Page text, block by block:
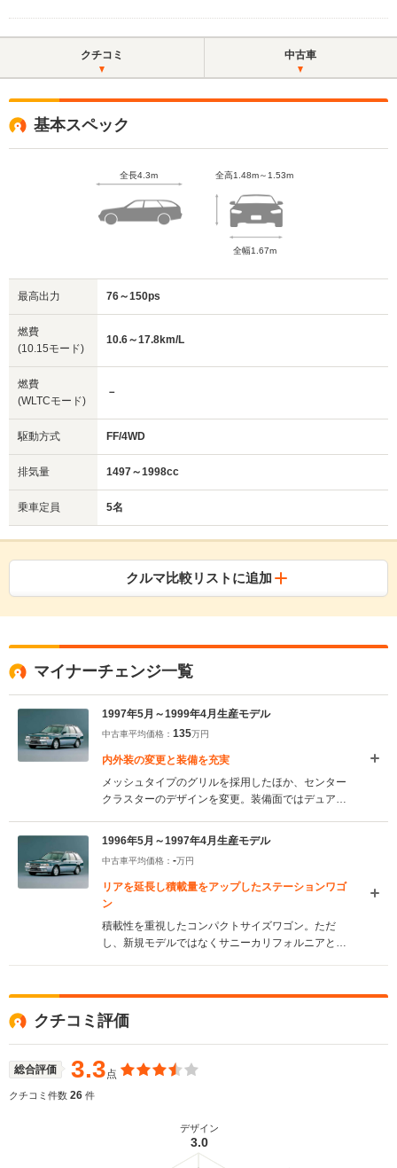
クチコミ 中古車
基本スペック
全長4.3m 全高1.48m～1.53m
全幅1.67m
最高出力 76～150ps
燃費
(10.15モード)
10.6～17.8km/L
燃費
(WLTCモード)
－
駆動方式 FF/4WD
排気量 1497～1998cc
乗車定員 5名
クルマ比較リストに追加
マイナーチェンジ一覧
1997年5月～1999年4月生産モデル
中古車平均価格： 135万円
内外装の変更と装備を充実
メッシュタイプのグリルを採用したほか、センター
クラスターのデザインを変更。装備面ではデュアル
ンナーグリーン”化、UVカット断熱グリーンガラス
などが一部のグレードを除き標準化された。
（1997.5）
1996年5月～1997年4月生産モデル
中古車平均価格： -万円
リアを延長し積載量をアップしたステーションワゴ
ン
積載性を重視したコンパクトサイズワゴン。ただ
し、新規モデルではなくサニーカリフォルニアとAD
イトやフロントグリルのデザインを変更したほか、
リアセクションを100mm延長して積載力を向上させ
ている。エンジンは1.5Lと1.8Lのともに直4、2Lの
ディーゼルの3種類。FFのほかビスカスカップリン
グ式フルタイム4WDも用意され、1.8Lには電子制御
システム採用の“アテーサ”タイプを搭載。ミッショ
クチコミ評価
総合評価 3.3点
クチコミ件数 26 件
デザイン
3.0